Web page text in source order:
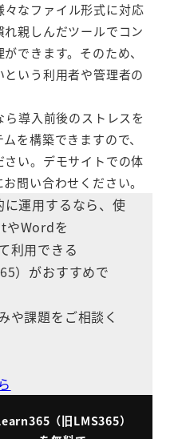
なファイル形式に対応
親しんだツールでコン
できます。そのため、
いう利用者や管理者の
ら導入前後のストレスを
を構築できますので、
い。デモサイトでの体
問い合わせください。
運用するなら、使
やWordを
利用できる
） がおすすめで
や課題をご相談く
（旧LMS365）